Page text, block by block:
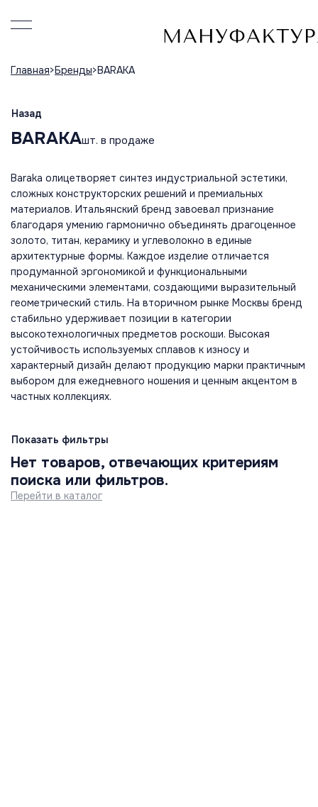
Главная Бренды BARAKA
Назад
BARAKAшт. в продаже
Baraka олицетворяет синтез индустриальной эстетики,
сложных конструкторских решений и премиальных
материалов. Итальянский бренд завоевал признание
благодаря умению гармонично объединять драгоценное
золото, титан, керамику и углеволокно в единые
архитектурные формы. Каждое изделие отличается
продуманной эргономикой и функциональными
механическими элементами, создающими выразительный
геометрический стиль. На вторичном рынке Москвы бренд
стабильно удерживает позиции в категории
высокотехнологичных предметов роскоши. Высокая
устойчивость используемых сплавов к износу и
характерный дизайн делают продукцию марки практичным
выбором для ежедневного ношения и ценным акцентом в
частных коллекциях.
Показать фильтры
Нет товаров, отвечающих критериям
поиска или фильтров.
Перейти в каталог